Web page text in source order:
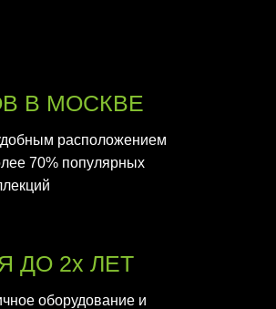
В МОСКВЕ
расположением
70% популярных
ДО 2х ЛЕТ
оборудование и